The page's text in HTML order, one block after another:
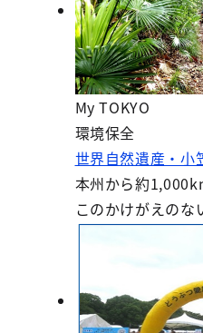
My TOKYO
環境保全
世界自然遺産・小
本州から約
このかけがえのな